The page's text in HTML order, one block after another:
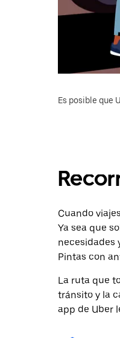
Es posible que
Cuando
Ya sea que
necesidades
Pintas con
La ruta que
tránsito y la
app de Uber